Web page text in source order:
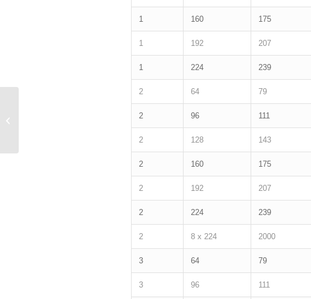
1 160 175
1 192 207
1 224 239
2 64 79
2 96 111
2 128 143
2 160 175
2 192 207
2 224 239
2 8 x 224 2000
3 64 79
3 96 111